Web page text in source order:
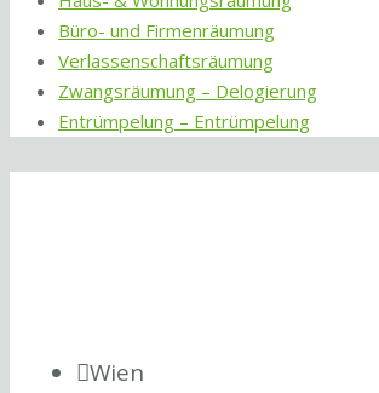
Büro- und Firmenräumung
Verlassenschaftsräumung
Zwangsräumung – Delogierung
Entrümpelung – Entrümpelung
Wien